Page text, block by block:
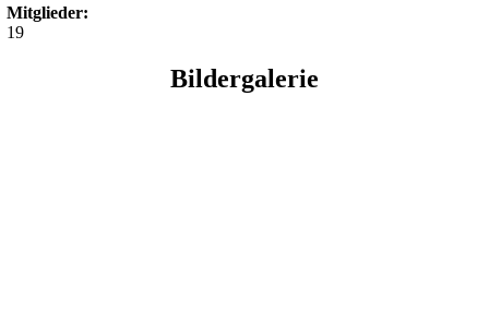
Mitglieder:
19
Bildergalerie